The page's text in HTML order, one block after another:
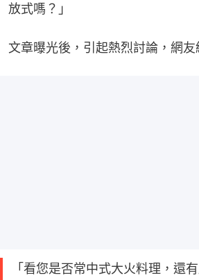
放式嗎？」
文章曝光後，引起熱烈討論，網友
「看您是否常中式大火料理，還